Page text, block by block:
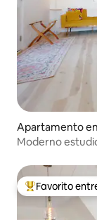
Apartamento
Moderno
Favorito entre
Favorito